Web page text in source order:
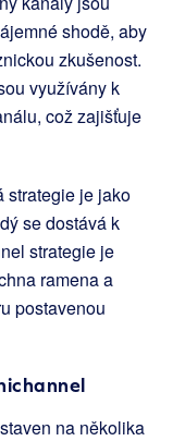
shodě, aby
zkušenost.
využívány k
což zajišťuje
strategie je jako
se dostává k
strategie je
ramena a
postavenou
na několika